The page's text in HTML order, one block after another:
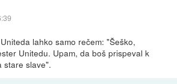
lahko samo rečem: "Šeško,
Unitedu. Upam, da boš prispeval k
stare slave".